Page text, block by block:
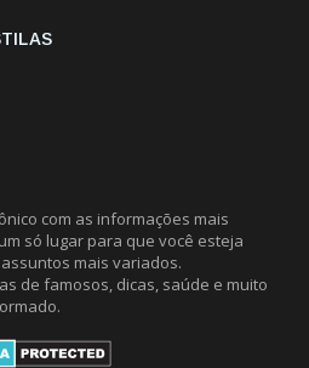
com as informações mais
só lugar para que você esteja
mais variados.
de famosos, dicas, saúde e muito